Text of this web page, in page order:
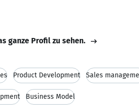
ganze Profil zu sehen.
Product Development Sales
Business Model